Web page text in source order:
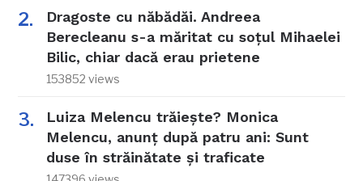
Dragoste cu năbădăi. Andreea
Berecleanu s-a măritat cu soțul Mihaelei
Bilic, chiar dacă erau prietene
153852 views
Luiza Melencu trăiește? Monica
Melencu, anunț după patru ani: Sunt
duse în străinătate și traficate